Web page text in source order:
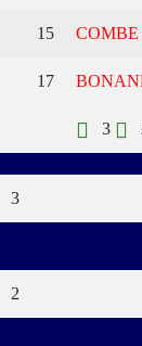
15 COMBE
17
3
3
2